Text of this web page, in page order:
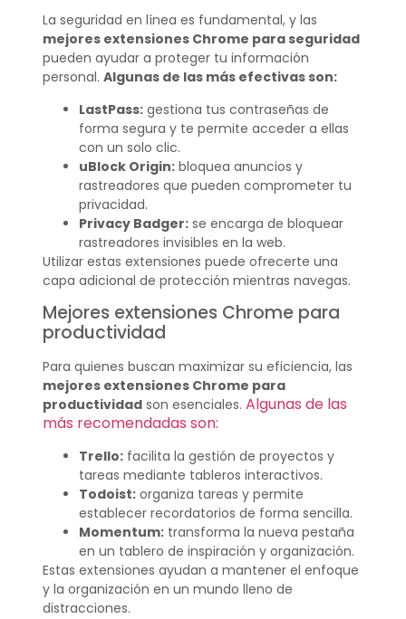
La seguridad en línea es fundamental, y las
mejores extensiones Chrome para seguridad
pueden ayudar a proteger tu información
personal. Algunas de las más efectivas son:
LastPass:gestiona tus contraseñas de
forma segura y te permite acceder a ellas
con un solo clic.
uBlock Origin:bloquea anuncios y
rastreadores que pueden comprometer tu
privacidad.
Privacy Badger:se encarga de bloquear
rastreadores invisibles en la web.
Utilizar estas extensiones puede ofrecerte una
capa adicional de protección mientras navegas.
Mejores extensiones Chrome para
productividad
Para quienes buscan maximizar su eficiencia, las
mejores extensiones Chrome para
productividadson esenciales. Algunas de las
más recomendadas son:
Trello:facilita la gestión de proyectos y
tareas mediante tableros interactivos.
Todoist:organiza tareas y permite
establecer recordatorios de forma sencilla.
Momentum:transforma la nueva pestaña
en un tablero de inspiración y organización.
Estas extensiones ayudan a mantener el enfoque
y la organización en un mundo lleno de
distracciones.